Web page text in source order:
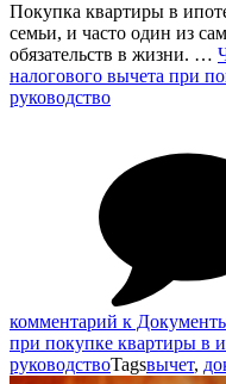
Покупка квартиры в
семьи, и часто один из
обязательств в жизни. …
налогового вычета при
руководство
комментарий к
при покупке квартиры в
руководствоTagsвычет,